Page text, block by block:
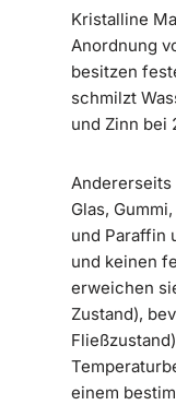
Kristalline
Anordnung
besitzen
schmilzt
und Zinn bei
Andererseits
Glas,
und Paraffin
und keinen
erweichen
Zustand),
einem